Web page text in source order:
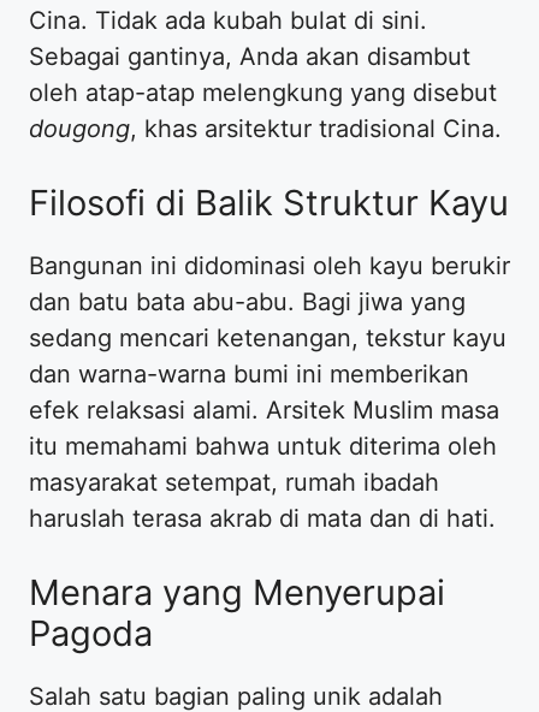
Cina. Tidak ada kubah bulat di sini.
Sebagai gantinya, Anda akan disambut
oleh atap-atap melengkung yang disebut
dougong, khas arsitektur tradisional Cina.
Filosofi di Balik Struktur Kayu
Bangunan ini didominasi oleh kayu berukir
dan batu bata abu-abu. Bagi jiwa yang
sedang mencari ketenangan, tekstur kayu
dan warna-warna bumi ini memberikan
efek relaksasi alami. Arsitek Muslim masa
itu memahami bahwa untuk diterima oleh
masyarakat setempat, rumah ibadah
haruslah terasa akrab di mata dan di hati.
Menara yang Menyerupai
Pagoda
Salah satu bagian paling unik adalah